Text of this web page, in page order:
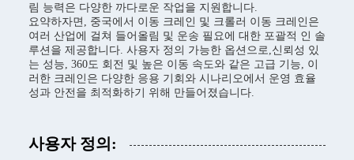
림 능력은 다양한 까다로운 작업을 지원합니다.
요약하자면, 중국에서 이동 크레인 및 크롤러 이동 크레인은
여러 산업에 걸쳐 들어올림 및 운송 필요에 대한 포괄적 인 솔
루션을 제공합니다. 사용자 정의 가능한 옵션으로,신뢰성 있
는 성능, 360도 회전 및 높은 이동 속도와 같은 고급 기능, 이
러한 크레인은 다양한 응용 기회와 시나리오에서 운영 효율
성과 안전을 최적화하기 위해 만들어졌습니다.
사용자 정의: